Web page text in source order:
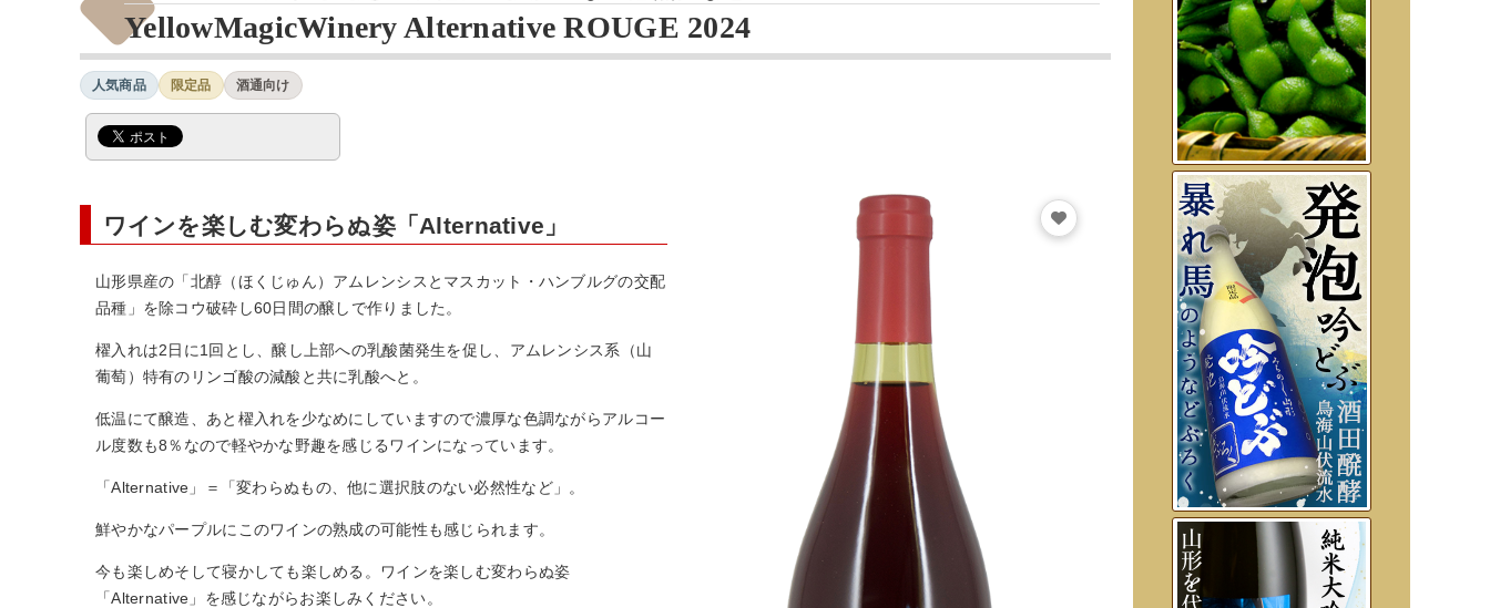
YellowMagicWinery Alternative ROUGE 2024
人気商品 限定品 酒通向け
ワインを楽しむ変わらぬ姿「Alternative」
山形県産の「北醇（ほくじゅん）アムレンシスとマスカット・ハンブルグの交配
品種」を除コウ破砕し60日間の醸しで作りました。
櫂入れは2日に1回とし、醸し上部への乳酸菌発生を促し、アムレンシス系（山
葡萄）特有のリンゴ酸の減酸と共に乳酸へと。
低温にて醸造、あと櫂入れを少なめにしていますので濃厚な色調ながらアルコー
ル度数も8％なので軽やかな野趣を感じるワインになっています。
「Alternative」＝「変わらぬもの、他に選択肢のない必然性など」。
鮮やかなパープルにこのワインの熟成の可能性も感じられます。
今も楽しめそして寝かしても楽しめる。ワインを楽しむ変わらぬ姿
「Alternative」を感じながらお楽しみください。